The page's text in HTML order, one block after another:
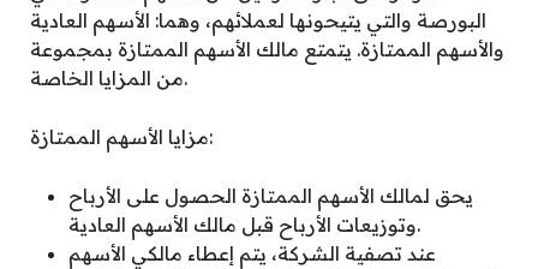
البورصة والتي يتيحونها لعملائهم، وهما: الأسهم العادية
والأسهم الممتازة. يتمتع مالك الأسهم الممتازة بمجموعة
من المزايا الخاصة.
مزايا الأسهم الممتازة:
يحق لمالك الأسهم الممتازة الحصول على الأرباح
وتوزيعات الأرباح قبل مالك الأسهم العادية.
عند تصفية الشركة، يتم إعطاء مالكي الأسهم